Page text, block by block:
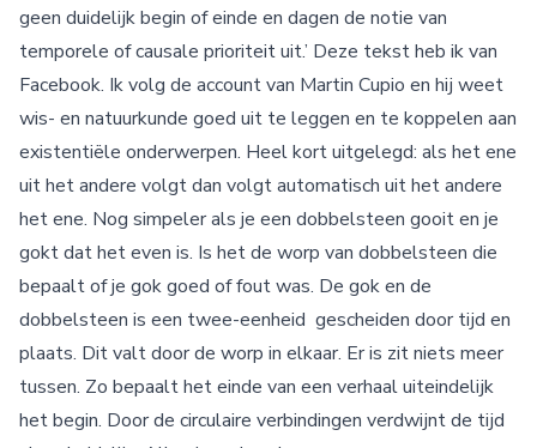
geen duidelijk begin of einde en dagen de notie van
temporele of causale prioriteit uit.’ Deze tekst heb ik van
Facebook. Ik volg de account van Martin Cupio en hij weet
wis- en natuurkunde goed uit te leggen en te koppelen aan
existentiële onderwerpen. Heel kort uitgelegd: als het ene
uit het andere volgt dan volgt automatisch uit het andere
het ene. Nog simpeler als je een dobbelsteen gooit en je
gokt dat het even is. Is het de worp van dobbelsteen die
bepaalt of je gok goed of fout was. De gok en de
dobbelsteen is een twee-eenheid gescheiden door tijd en
plaats. Dit valt door de worp in elkaar. Er is zit niets meer
tussen. Zo bepaalt het einde van een verhaal uiteindelijk
het begin. Door de circulaire verbindingen verdwijnt de tijd